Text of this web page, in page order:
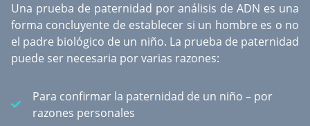
Una prueba de paternidad por análisis de ADN es una
forma concluyente de establecer si un hombre es o no
el padre biológico de un niño. La prueba de paternidad
puede ser necesaria por varias razones:
Para confirmar la paternidad de un niño – por
razones personales